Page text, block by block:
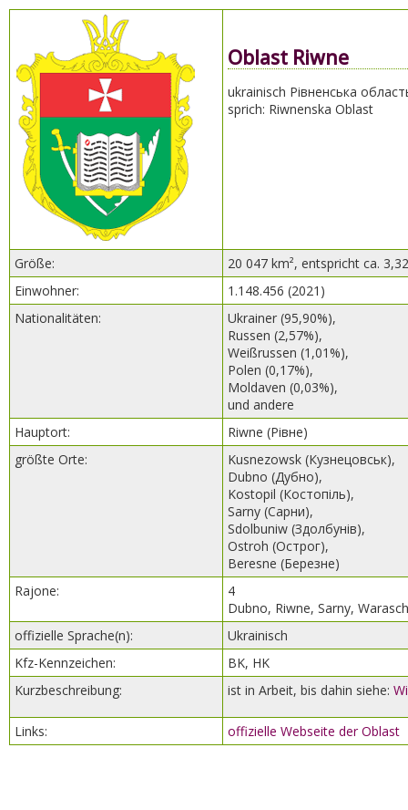
Oblast Riwne
ukrainisch Рівненська
sprich: Riwnenska Oblast
Größe:
20 047 km², entspricht ca.
Einwohner:
1.148.456 (2021)
Nationalitäten:
Ukrainer (95,90%),
Russen (2,57%),
Weißrussen (1,01%),
Polen (0,17%),
Moldaven (0,03%),
und andere
Hauptort:
Riwne (Рівне)
größte Orte:
Kusnezowsk (Кузнецовськ),
Dubno (Дубно),
Kostopil (Костопіль),
Sarny (Сарни),
Sdolbuniw (Здолбунів),
Ostroh (Острог),
Beresne (Березне)
Rajone:
4
Dubno, Riwne, Sarny, Warasch
offizielle Sprache(n):
Ukrainisch
Kfz-Kennzeichen:
BK, HK
Kurzbeschreibung:
ist in Arbeit, bis dahin siehe:
Links: offizielle Webseite der Oblast